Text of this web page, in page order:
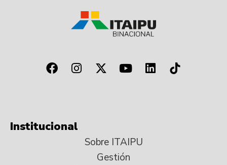
Institucional
Sobre ITAIPU
Gestión